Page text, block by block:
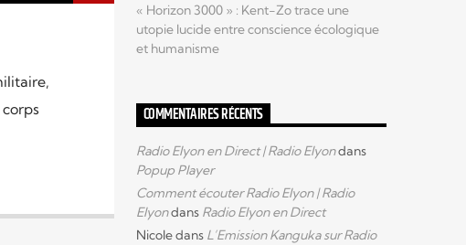
« Horizon 3000 » : Kent-Zo trace une
utopie lucide entre conscience écologique
et humanisme
COMMENTAIRES RÉCENTS
Radio Elyon en Direct | Radio Elyondans
Popup Player
Comment écouter Radio Elyon | Radio
Elyondans Radio Elyon en Direct
Nicoledans L’Emission Kanguka sur Radio